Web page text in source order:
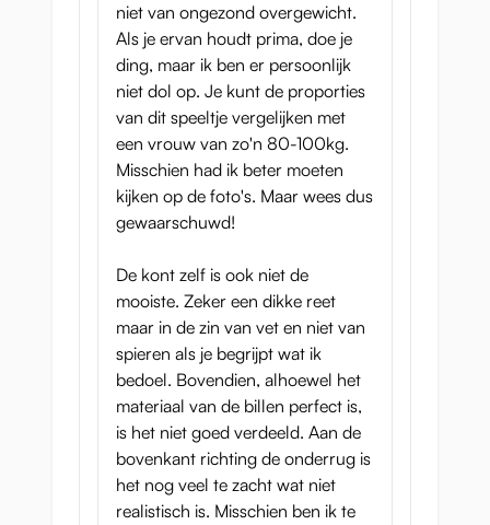
Vaginal tunnel: 12.5 cm
Analtunnel: 14.5 cm
Varumärke: EXE
niet van ongezond overgewicht.
Als je ervan houdt prima, doe je
ding, maar ik ben er persoonlijk
niet dol op. Je kunt de proporties
van dit speeltje vergelijken met
een vrouw van zo'n 80-100kg.
Misschien had ik beter moeten
kijken op de foto's. Maar wees dus
gewaarschuwd!
De kont zelf is ook niet de
mooiste. Zeker een dikke reet
maar in de zin van vet en niet van
spieren als je begrijpt wat ik
bedoel. Bovendien, alhoewel het
materiaal van de billen perfect is,
is het niet goed verdeeld. Aan de
bovenkant richting de onderrug is
het nog veel te zacht wat niet
realistisch is. Misschien ben ik te